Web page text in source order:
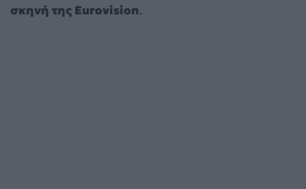
σκηνή της Eurovision.